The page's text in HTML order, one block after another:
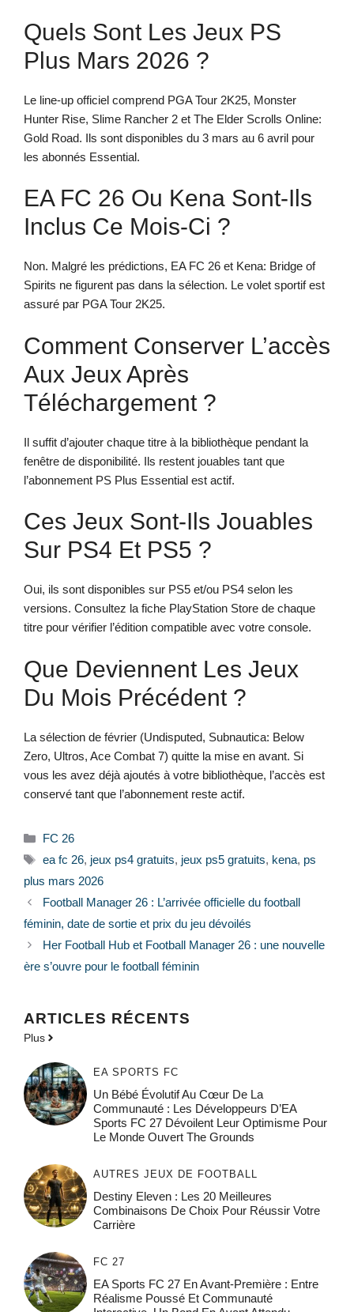
Quels Sont Les Jeux PS
Plus Mars 2026 ?
Le line-up officiel comprend PGA Tour 2K25, Monster
Hunter Rise, Slime Rancher 2 et The Elder Scrolls Online:
Gold Road. Ils sont disponibles du 3 mars au 6 avril pour
les abonnés Essential.
EA FC 26 Ou Kena Sont-Ils
Inclus Ce Mois-Ci ?
Non. Malgré les prédictions, EA FC 26 et Kena: Bridge of
Spirits ne figurent pas dans la sélection. Le volet sportif est
assuré par PGA Tour 2K25.
Comment Conserver L’accès
Aux Jeux Après
Téléchargement ?
Il suffit d’ajouter chaque titre à la bibliothèque pendant la
fenêtre de disponibilité. Ils restent jouables tant que
l’abonnement PS Plus Essential est actif.
Ces Jeux Sont-Ils Jouables
Sur PS4 Et PS5 ?
Oui, ils sont disponibles sur PS5 et/ou PS4 selon les
versions. Consultez la fiche PlayStation Store de chaque
titre pour vérifier l’édition compatible avec votre console.
Que Deviennent Les Jeux
Du Mois Précédent ?
La sélection de février (Undisputed, Subnautica: Below
Zero, Ultros, Ace Combat 7) quitte la mise en avant. Si
vous les avez déjà ajoutés à votre bibliothèque, l’accès est
conservé tant que l’abonnement reste actif.
Catégories
FC 26
Étiquettes
ea fc 26, jeux ps4 gratuits, jeux ps5 gratuits, kena, ps
plus mars 2026
Football Manager 26 : L’arrivée officielle du football
féminin, date de sortie et prix du jeu dévoilés
Her Football Hub et Football Manager 26 : une nouvelle
ère s’ouvre pour le football féminin
ARTICLES RÉCENTS
Plus
EA SPORTS FC
Un Bébé Évolutif Au Cœur De La
Communauté : Les Développeurs D’EA
Sports FC 27 Dévoilent Leur Optimisme Pour
Le Monde Ouvert The Grounds
AUTRES JEUX DE FOOTBALL
Destiny Eleven : Les 20 Meilleures
Combinaisons De Choix Pour Réussir Votre
Carrière
FC 27
EA Sports FC 27 En Avant-Première : Entre
Réalisme Poussé Et Communauté